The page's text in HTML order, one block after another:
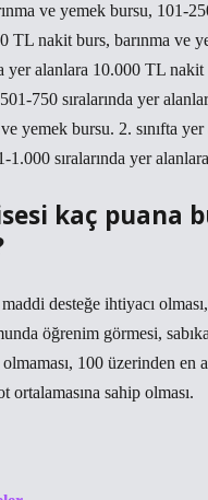
ve yemek bursu, 101-
TL nakit burs, barınma ve
yer alanlara 10.000 TL nakit
750 sıralarında yer
yemek bursu. 2. sınıfta
1.000 sıralarında yer
kaç puana
desteğe ihtiyacı
öğrenim görmesi,
100 üzerinden en
ortalamasına sahip olması.